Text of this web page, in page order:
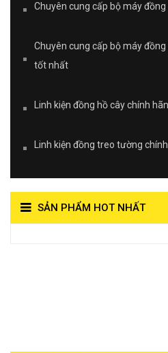
Chuyên cung cấp bộ máy
Chuyên cung cấp bộ máy
tốt nhất
Linh kiện đồng hồ cây chính
Linh kiện đồng treo tường
SẢN PHẨM HOT NHẤT